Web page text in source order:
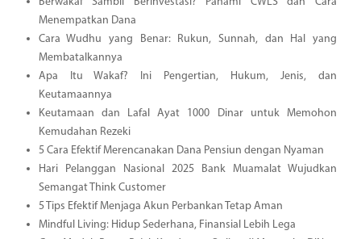
Menempatkan Dana
Cara Wudhu yang Benar: Rukun, Sunnah, dan Hal yang
Membatalkannya
Apa Itu Wakaf? Ini Pengertian, Hukum, Jenis, dan
Keutamaannya
Keutamaan dan Lafal Ayat 1000 Dinar untuk Memohon
Kemudahan Rezeki
5 Cara Efektif Merencanakan Dana Pensiun dengan Nyaman
Hari Pelanggan Nasional 2025 Bank Muamalat Wujudkan
Semangat Think Customer
5 Tips Efektif Menjaga Akun Perbankan Tetap Aman
Mindful Living: Hidup Sederhana, Finansial Lebih Lega